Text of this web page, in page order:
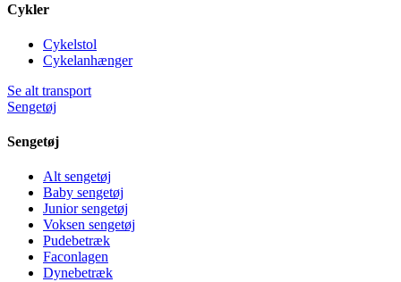
Cykler
Cykelstol
Cykelanhænger
Se alt transport
Sengetøj
Sengetøj
Alt sengetøj
Baby sengetøj
Junior sengetøj
Voksen sengetøj
Pudebetræk
Faconlagen
Dynebetræk